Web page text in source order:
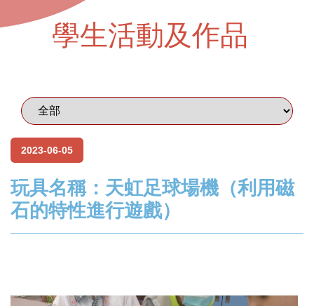
學生活動及作品
2023-06-05
玩具名稱：天虹足球場機（利用磁
石的特性進行遊戲）